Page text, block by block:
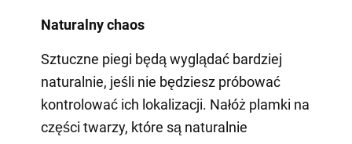
Naturalny chaos
Sztuczne piegi będą wyglądać bardziej
naturalnie, jeśli nie będziesz próbować
kontrolować ich lokalizacji. Nałóż plamki na
części twarzy, które są naturalnie